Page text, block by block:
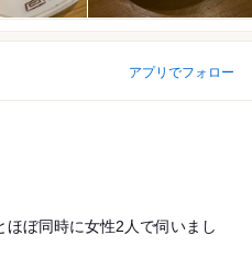
アプリでフォロー
ぼ同時に女性2人で伺いまし